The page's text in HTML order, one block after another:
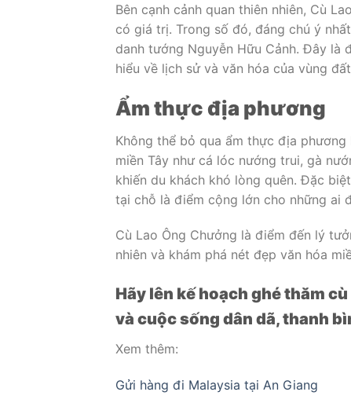
Bên cạnh cảnh quan thiên nhiên, Cù
có giá trị. Trong số đó, đáng chú ý
danh tướng Nguyễn Hữu Cảnh. Đây là
hiểu về lịch sử và văn hóa của vùng
Ẩm thực địa phương
Không thể bỏ qua ẩm thực địa
miền Tây như cá lóc nướng trui, gà
khiến du khách khó lòng quên. Đặc
tại chỗ là điểm cộng lớn cho những ai
Cù Lao Ông Chưởng là điểm đến lý
nhiên và khám phá nét đẹp văn hóa
Hãy lên kế hoạch ghé thăm
và cuộc sống dân dã, thanh
Xem thêm:
Gửi hàng đi Malaysia tại An Giang